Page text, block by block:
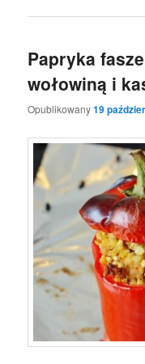
Papryka
wołowiną i
Opublikowany19